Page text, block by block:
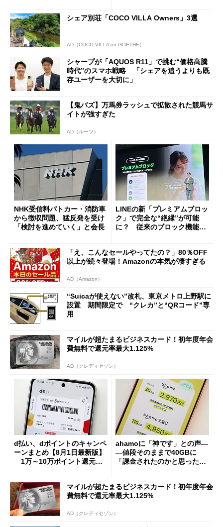
シェア別荘「COCO VILLA Owners」3選
AD（COCO VILLA on GOETHE）
シャープが「AQUOS R11」で挑む“価格高騰
時代”のスマホ戦略 「シェアを追うよりも既
存ユーザーを大切に」
【鬼バズ】万馬券ラッシュで拡散された競馬サ
イトが強すぎた
AD（ルーツ）
NHK受信料パトカー・消防車
から徴収問題、猛反発を受け
「検討を進めていく」と会長
LINEの新「プレミアムブロッ
ク」で完全な“絶縁”が可能
に？ 従来のブロック機能と
「え、こんなセールやってたの？」80％OFF
以上が続々登場！Amazonの本気が凄すぎる
AD（Amazon）
“Suicaが使えない”改札、東京メトロ上野駅に
設置 期間限定で “クレカ”と“QRコード”専
用
マイルが超たまるビジネスカード！初年度年会
費無料で還元率最大1.125%
AD（クレディセゾン）
d払い、dポイントのキャンペ
ーンまとめ【8月1日最新版】
1万～10万ポイント還元の
ahamoに「神です」との声―
―値段そのままで40GBに
「課金されたのかと思った」
マイルが超たまるビジネスカード！初年度年会
費無料で還元率最大1.125%
AD（クレディセゾン）